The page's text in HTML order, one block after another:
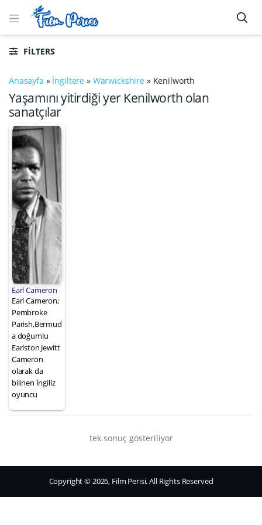
FILTERS
Anasayfa » İngiltere » Warwickshire » Kenilworth
Yaşamını yitirdiği yer Kenilworth olan
sanatçılar
Earl Cameron
Earl Cameron;
Pembroke
Parish,Bermud
a doğumlu
Earlston Jewitt
Cameron
olarak da
bilinen İngiliz
oyuncu
tek sonuç gösteriliyor
Copyright © 2026, Film Perisi. All Rights Reserved